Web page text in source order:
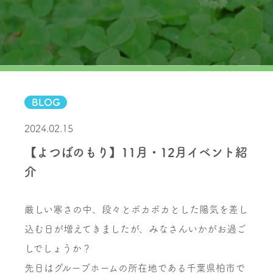
BLOG
2024.02.15
【よつばのもり】11月・12月イベント紹
介
厳しい寒さの中、段々とポカポカとした陽気を差し
込む日が増えてきましたが、みなさんいかがお過ご
しでしょうか？
先日はグループホームの所在地である千葉県柏市で